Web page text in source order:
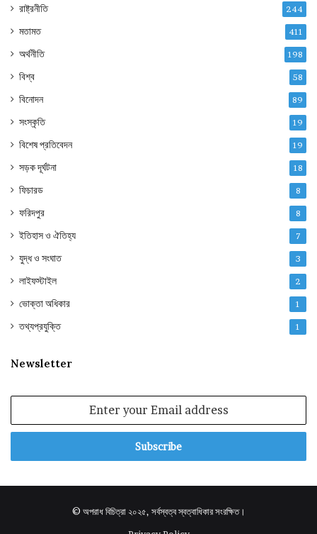
রাষ্ট্রনীতি 244
মতামত 411
অর্থনীতি 198
বিশ্ব 58
বিনোদন 89
সংস্কৃতি 19
বিশেষ প্রতিবেদন 19
সড়ক দূর্ঘটনা 18
ফিচারড 8
ফরিদপুর 8
ইতিহাস ও ঐতিহ্য 7
যুদ্ধ ও সংঘাত 3
লাইফস্টাইল 2
ভোক্তা অধিকার 1
তথ্যপ্রযুক্তি 1
Newsletter
Email
© অপরাধ বিচিত্রা ২০২৫, সর্বস্বত্ব স্বত্বাধিকার সংরক্ষিত।